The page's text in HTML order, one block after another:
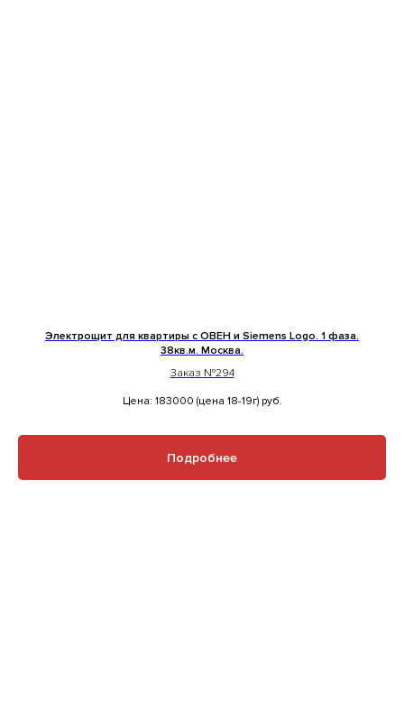
Электрощит для квартиры с ОВЕН и Siemens Logo. 1 фаза.
38кв.м. Москва.
Заказ №294
Цена: 183000 (цена 18-19г) руб.
Подробнее